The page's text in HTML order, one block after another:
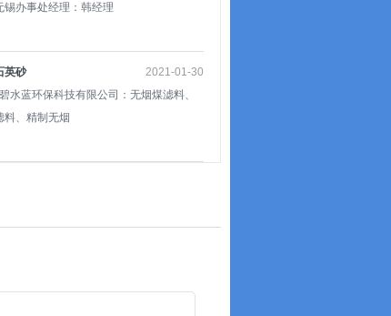
锡办事处经理：韩经理
英砂
水蓝环保科技有限公司：无烟煤滤料、
料、精制无烟
2021-01-30